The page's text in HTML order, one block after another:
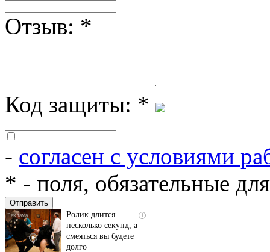
Отзыв: *
Код защиты: *
- согласен с условиями
* - поля, обязательные
i
Скрытая камера на
пляже Крыма: Что
люди вытворяют, когда
их не видят...
i
Ролик длится
несколько секунд, а
смеяться вы будете
долго